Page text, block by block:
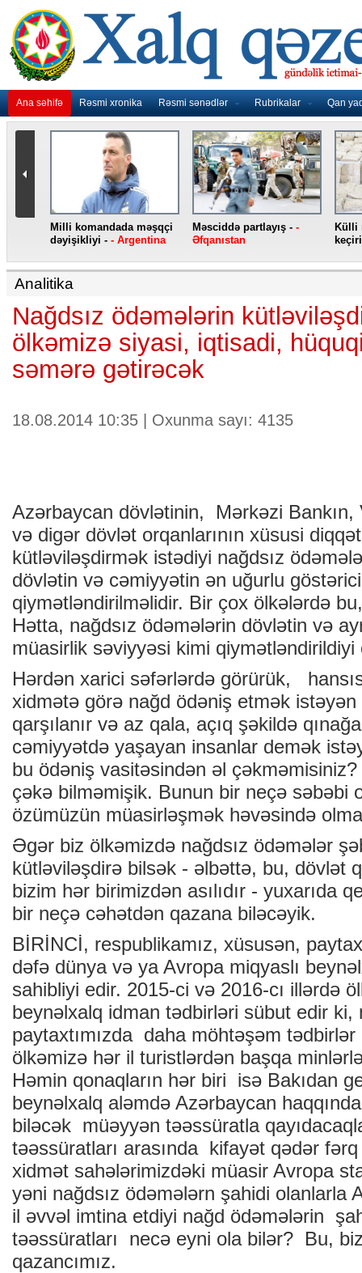
Ana səhifə Rəsmi xronika Rəsmi sənədlər Rubrikalar Qan
məşqçi
- Argentina
Məsciddə partlayış --
Əfqanıstan
Külli miqdarda heroin
keçirilib -
Analitika
Nağdsız ödəmələrin
ölkəmizə siyasi, iqtisadi,
səmərə gətirəcək
18.08.2014 10:35 | Oxunma sayı: 4135
Azərbaycan dövlətinin, Mərkəzi Bankın,
və digər dövlət orqanlarının xüsusi
kütləviləşdirmək istədiyi nağdsız
dövlətin və cəmiyyətin ən uğurlu
qiymətləndirilməlidir. Bir çox ölkələrdə
Hətta, nağdsız ödəmələrin dövlətin və
müasirlik səviyyəsi kimi qiymətləndirildiyi
Hərdən xarici səfərlərdə görürük,
xidmətə görə nağd ödəniş etmək
qarşılanır və az qala, açıq şəkildə
cəmiyyətdə yaşayan insanlar demək
bu ödəniş vasitəsindən əl
çəkə bilməmişik. Bunun bir neçə səbəbi
özümüzün müasirləşmək həvəsində
Əgər biz ölkəmizdə nağdsız ödəmələr
kütləviləşdirə bilsək - əlbəttə, bu, dövlət
bizim hər birimizdən asılıdır - yuxarıda
bir neçə cəhətdən qazana biləcəyik.
BİRİNCİ, respublikamız, xüsusən,
dəfə dünya və ya Avropa miqyaslı
sahibliyi edir. 2015-ci və 2016-cı illərdə
beynəlxalq idman tədbirləri sübut edir ki,
paytaxtımızda daha möhtəşəm
ölkəmizə hər il turistlərdən başqa
Həmin qonaqların hər biri isə Bakıdan
beynəlxalq aləmdə Azərbaycan
biləcək müəyyən təəssüratla
təəssüratları arasında kifayət qədər
xidmət sahələrimizdəki müasir Avropa
yəni nağdsız ödəmələrn şahidi olanlarla
il əvvəl imtina etdiyi nağd ödəmələrin
təəssüratları necə eyni ola bilər? Bu,
qazancımız.